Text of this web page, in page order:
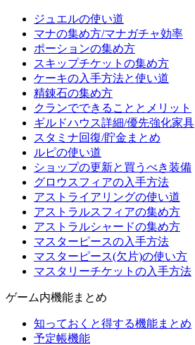
ジュエルの使い道
マナの集め方/マナガチャ効率
ポーションの集め方
スキップチケットの集め方
ケーキの入手方法と使い道
精錬石の集め方
クランでできることとメリット
ギルドハウス詳細/優先強化家具
スタミナ回復/貯金まとめ
ルピの使い道
ショップの更新と買うべき装備
グロウスフィアの入手方法
アストライアリングの使い道
アストラルスフィアの集め方
アストラルシャードの集め方
マスターピースの入手方法
マスターピース(欠片)の使い方
マスタリーチケットの入手方法
ゲーム内機能まとめ
知っておくと得する機能まとめ
予定帳機能